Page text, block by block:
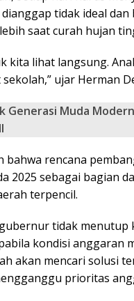
tidak ideal
saat curah hujan
kita lihat langsung.
ujar Herman
Generasi Muda
bahwa rencana
2025 sebagai bagian
terpencil.
tidak menutup
kondisi anggaran
akan mencari solusi
prioritas